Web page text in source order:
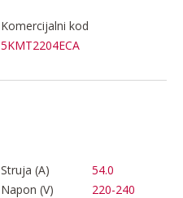
Komercijalni kod
5KMT2204ECA
Struja (A)
54.0
Napon (V)
220-240